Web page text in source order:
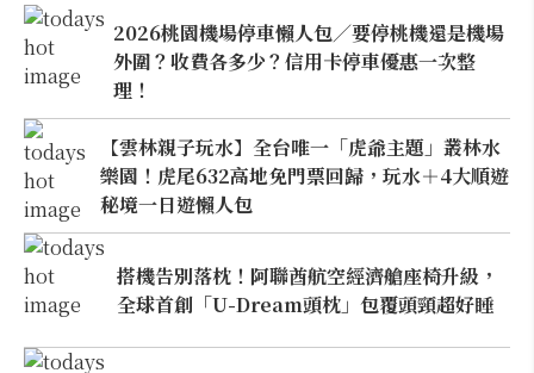
2026桃園機場停車懶人包／要停桃機還是機場
外圍？收費各多少？信用卡停車優惠一次整
理！
【雲林親子玩水】全台唯一「虎爺主題」叢林水
樂園！虎尾632高地免門票回歸，玩水＋4大順遊
秘境一日遊懶人包
搭機告別落枕！阿聯酋航空經濟艙座椅升級，
全球首創「U-Dream頭枕」包覆頭頸超好睡